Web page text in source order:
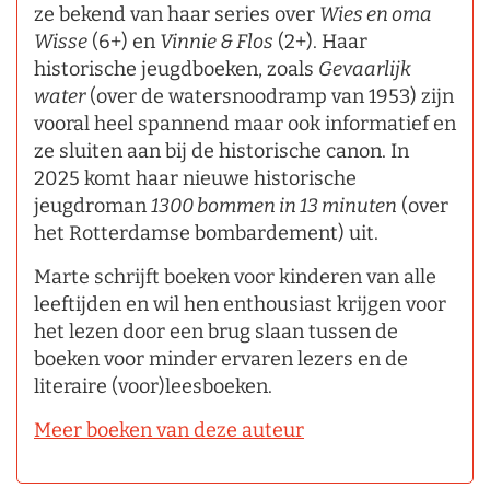
ze bekend van haar series over Wies en oma
Wisse (6+) en Vinnie & Flos (2+). Haar
historische jeugdboeken, zoals Gevaarlijk
water(over de watersnoodramp van 1953) zijn
vooral heel spannend maar ook informatief en
ze sluiten aan bij de historische canon. In
2025 komt haar nieuwe historische
jeugdroman1300 bommen in 13 minuten (over
het Rotterdamse bombardement) uit.
Marte schrijft boeken voor kinderen van alle
leeftijden en wil hen enthousiast krijgen voor
het lezen door een brug slaan tussen de
boeken voor minder ervaren lezers en de
literaire (voor)leesboeken.
Meer boeken van deze auteur